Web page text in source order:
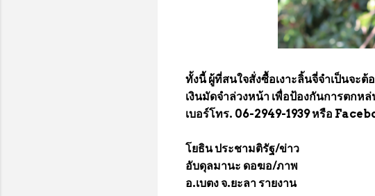
ทั้งนี้ ผู้ที่สนใจสั่งซื้อเงาะลิ้นจี่จำเป็นจะ
เงินมัดจำล่วงหน้า เพื่อป้องกันการตก
เบอร์โทร. 06-2949-1939 หรือ
โยธิน ประชามติรัฐ/ข่าว
อับดุลมานะ ดอฆอ/ภาพ
อ.เบตง จ.ยะลา รายงาน